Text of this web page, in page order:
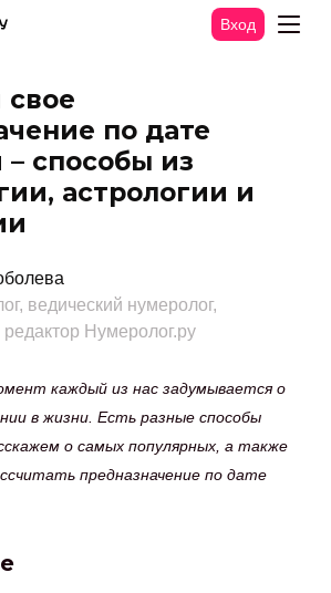
Вход
свое
по дате
способы из
астрологии и
ведический нумеролог,
Нумеролог.ру
каждый из нас задумывается о
в жизни. Есть разные способы
о самых популярных, а также
предназначение по дате